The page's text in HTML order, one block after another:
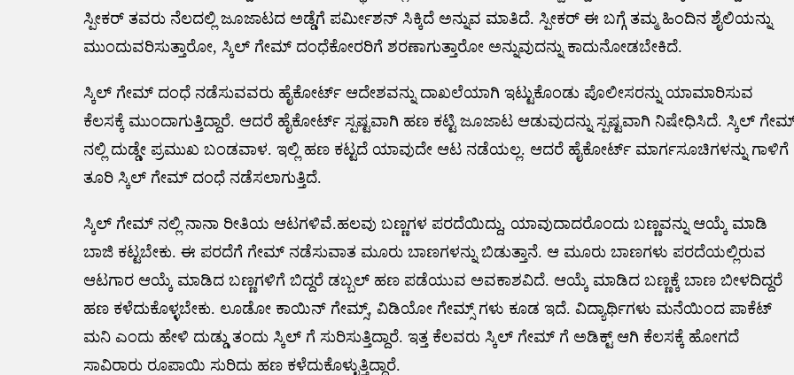
ಸ್ಪೀಕರ್ ತವರು ನೆಲದಲ್ಲಿ ಜೂಜಾಟದ ಅಡ್ಡೆಗೆ ಪರ್ಮೀಶನ್ ಸಿಕ್ಕಿದೆ ಅನ್ನುವ ಮಾತಿದೆ. ಸ್ಪೀಕರ್ ಈ ಬಗ್ಗೆ ತಮ್ಮ ಹಿಂದಿನ ಶೈಲಿಯನ್ನು
ಮುಂದುವರಿಸುತ್ತಾರೋ, ಸ್ಕಿಲ್ ಗೇಮ್ ದಂಧೆಕೋರರಿಗೆ ಶರಣಾಗುತ್ತಾರೋ ಅನ್ನುವುದನ್ನು ಕಾದುನೋಡಬೇಕಿದೆ.
ಸ್ಕಿಲ್ ಗೇಮ್ ದಂಧೆ ನಡೆಸುವವರು ಹೈಕೋರ್ಟ್ ಆದೇಶವನ್ನು ದಾಖಲೆಯಾಗಿ ಇಟ್ಟುಕೊಂಡು ಪೊಲೀಸರನ್ನು ಯಾಮಾರಿಸುವ
ಕೆಲಸಕ್ಕೆ ಮುಂದಾಗುತ್ತಿದ್ದಾರೆ. ಆದರೆ ಹೈಕೋರ್ಟ್ ಸ್ಪಷ್ಟವಾಗಿ ಹಣ ಕಟ್ಟಿ ಜೂಜಾಟ ಆಡುವುದನ್ನು ಸ್ಪಷ್ಟವಾಗಿ ನಿಷೇಧಿಸಿದೆ. ಸ್ಕಿಲ್
ನಲ್ಲಿ ದುಡ್ಡೇ ಪ್ರಮುಖ ಬಂಡವಾಳ. ಇಲ್ಲಿ ಹಣ ಕಟ್ಟದೆ ಯಾವುದೇ ಆಟ ನಡೆಯಲ್ಲ. ಆದರೆ ಹೈಕೋರ್ಟ್ ಮಾರ್ಗಸೂಚಿಗಳನ್ನು ಗಾಳಿಗೆ
ತೂರಿ ಸ್ಕಿಲ್ ಗೇಮ್ ದಂಧೆ ನಡೆಸಲಾಗುತ್ತಿದೆ.
ಸ್ಕಿಲ್ ಗೇಮ್ ನಲ್ಲಿ ನಾನಾ ರೀತಿಯ ಆಟಗಳಿವೆ.ಹಲವು ಬಣ್ಣಗಳ ಪರದೆಯಿದ್ದು, ಯಾವುದಾದರೊಂದು ಬಣ್ಣವನ್ನು ಆಯ್ಕೆ ಮಾಡಿ
ಬಾಜಿ ಕಟ್ಟಬೇಕು. ಈ ಪರದೆಗೆ ಗೇಮ್ ನಡೆಸುವಾತ ಮೂರು ಬಾಣಗಳನ್ನು ಬಿಡುತ್ತಾನೆ. ಆ ಮೂರು ಬಾಣಗಳು ಪರದೆಯಲ್ಲಿರುವ
ಆಟಗಾರ ಆಯ್ಕೆ ಮಾಡಿದ ಬಣ್ಣಗಳಿಗೆ ಬಿದ್ದರೆ ಡಬ್ಬಲ್ ಹಣ ಪಡೆಯುವ ಅವಕಾಶವಿದೆ. ಆಯ್ಕೆ ಮಾಡಿದ ಬಣ್ಣಕ್ಕೆ ಬಾಣ ಬೀಳದಿದ್ದರೆ
ಹಣ ಕಳೆದುಕೊಳ್ಳಬೇಕು. ಲೂಡೋ ಕಾಯಿನ್ ಗೇಮ್ಸ್, ವಿಡಿಯೋ ಗೇಮ್ಸ್ ಗಳು ಕೂಡ ಇದೆ. ವಿದ್ಯಾರ್ಥಿಗಳು ಮನೆಯಿಂದ ಪಾಕೆಟ್
ಮನಿ ಎಂದು ಹೇಳಿ ದುಡ್ಡು ತಂದು ಸ್ಕಿಲ್ ಗೆ ಸುರಿಸುತ್ತಿದ್ದಾರೆ. ಇತ್ತ ಕೆಲವರು ಸ್ಕಿಲ್ ಗೇಮ್ ಗೆ ಅಡಿಕ್ಟ್ ಆಗಿ ಕೆಲಸಕ್ಕೆ ಹೋಗದೆ
ಸಾವಿರಾರು ರೂಪಾಯಿ ಸುರಿದು ಹಣ ಕಳೆದುಕೊಳ್ಳುತ್ತಿದ್ದಾರೆ.